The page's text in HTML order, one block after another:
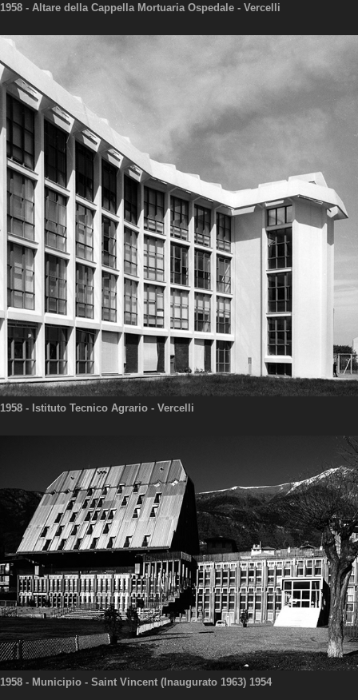
1958 - Altare della Cappella Mortuaria Ospedale - Vercelli
1958 - Istituto Tecnico Agrario - Vercelli
1958 - Municipio - Saint Vincent (Inaugurato 1963) 1954